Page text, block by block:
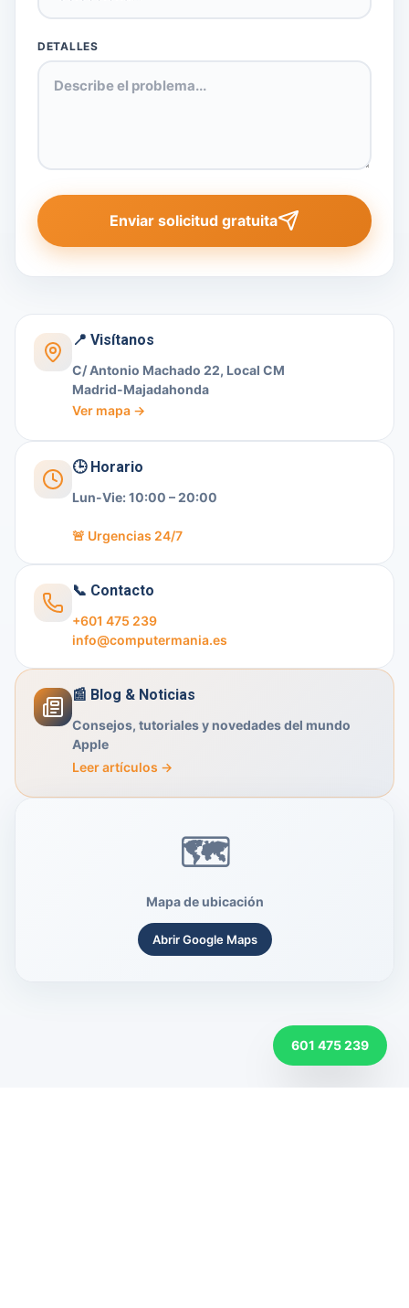
601 475 239
DETALLES
Enviar solicitud gratuita
📍 Visítanos
C/ Antonio Machado 22, Local CM
Madrid-Majadahonda
Ver mapa →
🕒 Horario
Lun-Vie: 10:00 – 20:00
🚨 Urgencias 24/7
📞 Contacto
+601 475 239
info@computermania.es
📰 Blog & Noticias
Consejos, tutoriales y novedades del mundo
Apple
Leer artículos →
Mapa de ubicación
Abrir Google Maps